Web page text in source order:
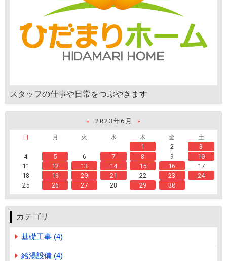
スタッフの仕事や日常をつぶやきます
« 2023年6月
»
日
月 火 水 木 金
土
1
2
3
4
5 6 7 8 9
10
11
12 13 14 15 16
17
18
19 20 21 22 23
24
25
26 27 28 29 30
カテゴリ
基礎工事 (4)
給湯設備 (4)